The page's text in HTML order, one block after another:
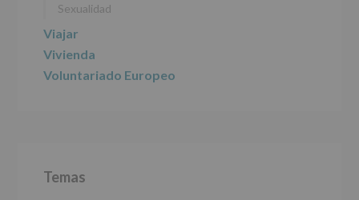
para
Legitimación
Consentimiento
interesado
se
Sexualidad
Viajar
Vivienda
Voluntariado Europeo
Temas